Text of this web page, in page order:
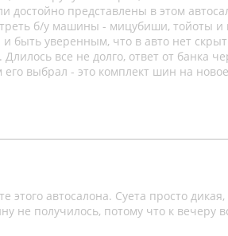
достойно представлены в этом
б/у машины - мицубиши, тойоты
уверенным, что в авто нет
все не долго, ответ от банка
выбрал - это комплект шин на
этого автосалона. Суета просто
не получилось, потому что к вечеру